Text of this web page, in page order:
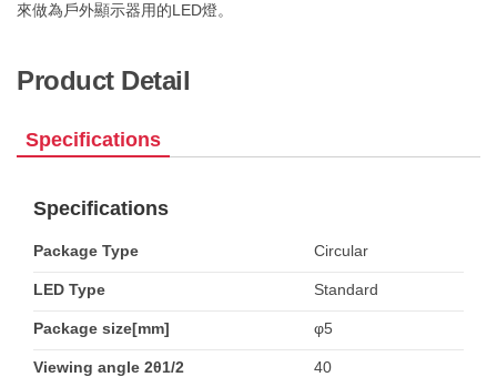
來做為戶外顯示器用的LED燈。
Product Detail
Specifications
Specifications
Package Type Circular
LED Type Standard
Package size[mm] φ5
Viewing angle 2θ1/2 40